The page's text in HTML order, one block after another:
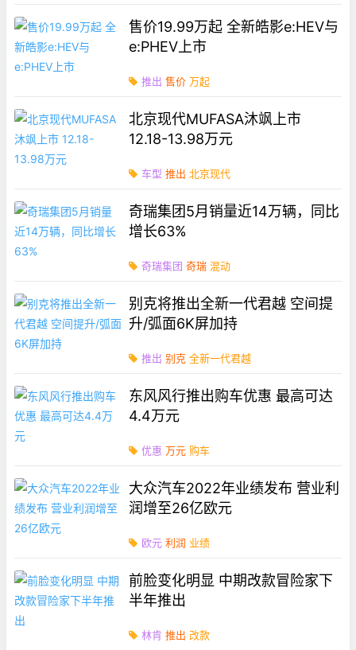
售价19.99万起 全新皓影e:HEV与
e:PHEV上市
推出 售价 万起
北京现代MUFASA沐飒上市
12.18-13.98万元
车型 推出 北京现代
奇瑞集团5月销量近14万辆，同比
增长63%
奇瑞集团 奇瑞 混动
别克将推出全新一代君越 空间提
升/弧面6K屏加持
推出 别克 全新一代君越
东风风行推出购车优惠 最高可达
4.4万元
优惠 万元 购车
大众汽车2022年业绩发布 营业利
润增至26亿欧元
欧元 利润 业绩
前脸变化明显 中期改款冒险家下
半年推出
林肯 推出 改款